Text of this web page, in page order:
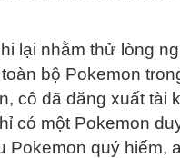
lại nhằm thử lòng
bộ Pokemon
cô đã đăng xuất tài
có một Pokemon
Pokemon quý hiếm,